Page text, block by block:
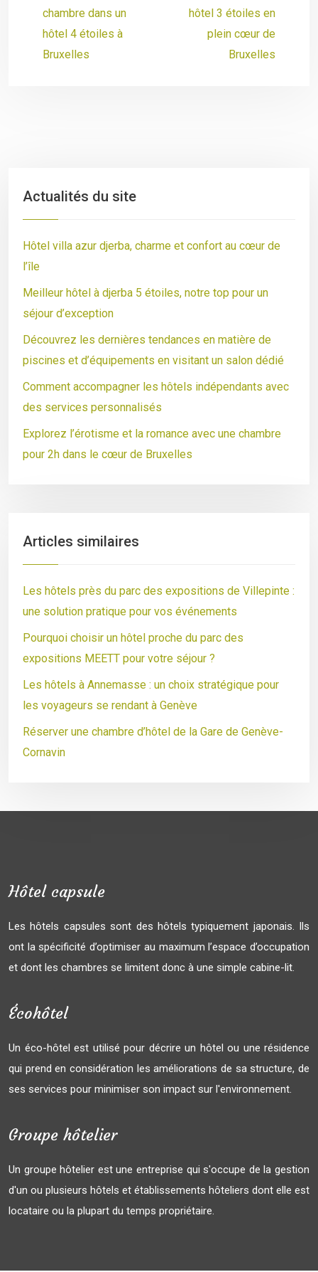
chambre dans un
hôtel 4 étoiles à
Bruxelles
hôtel 3 étoiles en
plein cœur de
Bruxelles
Actualités du site
Hôtel villa azur djerba, charme et confort au cœur de
l’île
Meilleur hôtel à djerba 5 étoiles, notre top pour un
séjour d’exception
Découvrez les dernières tendances en matière de
piscines et d’équipements en visitant un salon dédié
Comment accompagner les hôtels indépendants avec
des services personnalisés
Explorez l’érotisme et la romance avec une chambre
pour 2h dans le cœur de Bruxelles
Articles similaires
Les hôtels près du parc des expositions de Villepinte :
une solution pratique pour vos événements
Pourquoi choisir un hôtel proche du parc des
expositions MEETT pour votre séjour ?
Les hôtels à Annemasse : un choix stratégique pour
les voyageurs se rendant à Genève
Réserver une chambre d’hôtel de la Gare de Genève-
Cornavin
Hôtel capsule
Les hôtels capsules sont des hôtels typiquement japonais. Ils
ont la spécificité d’optimiser au maximum l’espace d’occupation
et dont les chambres se limitent donc à une simple cabine-lit.
Écohôtel
Un éco-hôtel est utilisé pour décrire un hôtel ou une résidence
qui prend en considération les améliorations de sa structure, de
ses services pour minimiser son impact sur l'environnement.
Groupe hôtelier
Un groupe hôtelier est une entreprise qui s'occupe de la gestion
d'un ou plusieurs hôtels et établissements hôteliers dont elle est
locataire ou la plupart du temps propriétaire.